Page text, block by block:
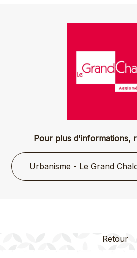
Pour plus d'informations,
Urbanisme - Le Grand
Retour